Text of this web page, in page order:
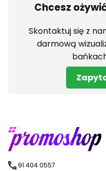
Chcesz
Skontaktuj się z
darmową
91 404 0557